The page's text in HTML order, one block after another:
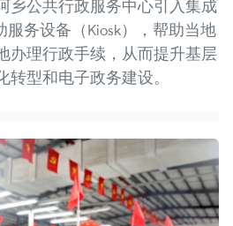
乡公共行政服务中心引入集成
服务设备（Kiosk），帮助当地
办理行政手续，从而提升基层
型和电子政务建设。